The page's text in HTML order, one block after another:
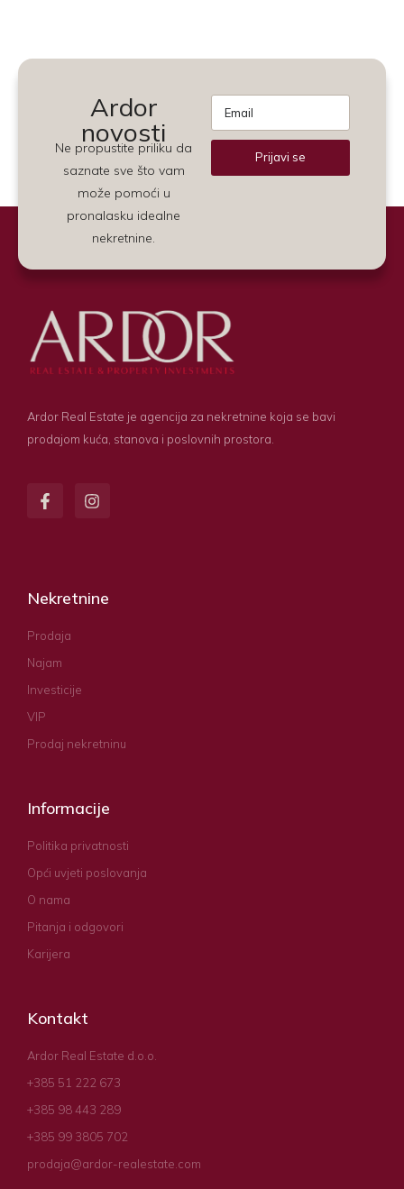
Ardor
novosti
Ne propustite priliku da
saznate sve što vam
može pomoći u
pronalasku idealne
nekretnine.
Prijavi se
Ardor Real Estate je agencija za nekretnine koja se bavi
prodajom kuća, stanova i poslovnih prostora.
Nekretnine
Prodaja
Najam
Investicije
VIP
Prodaj nekretninu
Informacije
Politika privatnosti
Opći uvjeti poslovanja
O nama
Pitanja i odgovori
Karijera
Kontakt
Ardor Real Estate d.o.o.
+385 51 222 673
+385 98 443 289
+385 99 3805 702
prodaja@ardor-realestate.com